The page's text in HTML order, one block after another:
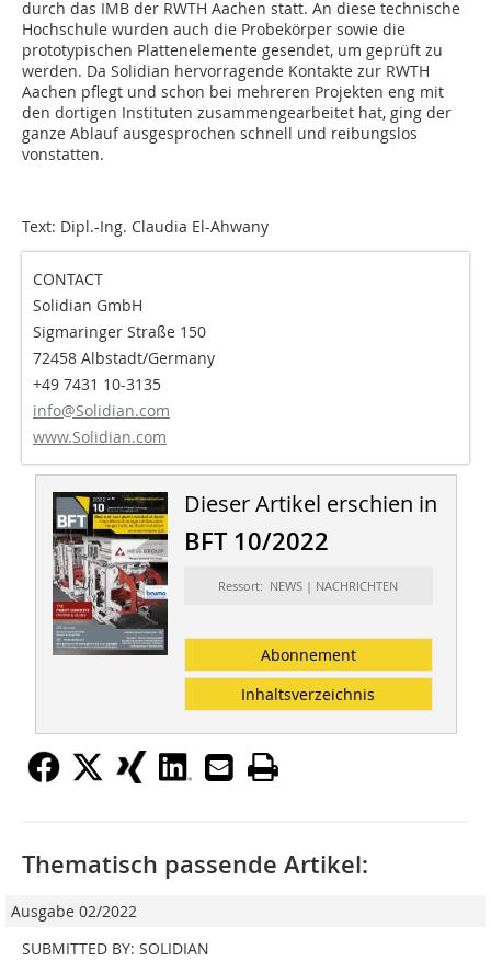
durch das IMB der RWTH Aachen statt. An diese technische
Hochschule wurden auch die Probekörper sowie die
prototypischen Plattenelemente gesendet, um geprüft zu
werden. Da Solidian hervorragende Kontakte zur RWTH
Aachen pflegt und schon bei mehreren Projekten eng mit
den dortigen Instituten zusammengearbeitet hat, ging der
ganze Ablauf ausgesprochen schnell und reibungslos
vonstatten.
Text: Dipl.-Ing. Claudia El-Ahwany
CONTACT
Solidian GmbH
Sigmaringer Straße 150
72458 Albstadt/Germany
+49 7431 10-3135
info@Solidian.com
www.Solidian.com
Dieser Artikel erschien in
BFT 10/2022
Ressort: NEWS | NACHRICHTEN
Abonnement
Inhaltsverzeichnis
Thematisch passende Artikel:
Ausgabe 02/2022
SUBMITTED BY: SOLIDIAN